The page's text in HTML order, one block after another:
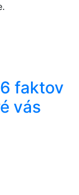
faktov
vás